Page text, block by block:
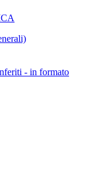
- in formato